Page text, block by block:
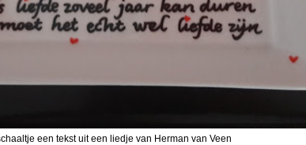
een tekst uit een liedje van Herman van Veen